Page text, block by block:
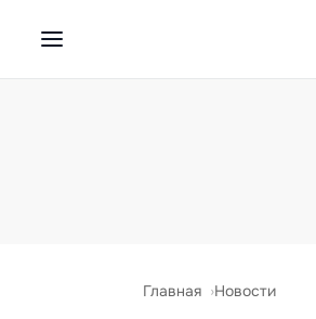
Главная Новости